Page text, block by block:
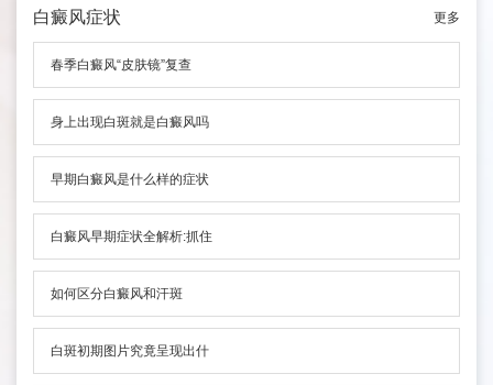
白癜风症状 更多
春季白癜风“皮肤镜”复查
身上出现白斑就是白癜风吗
早期白癜风是什么样的症状
白癜风早期症状全解析:抓住
如何区分白癜风和汗斑
白斑初期图片究竟呈现出什